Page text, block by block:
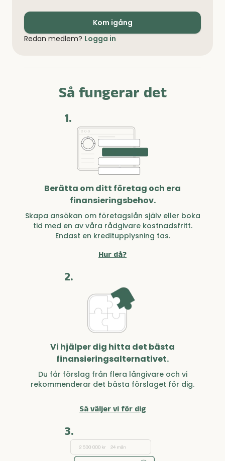
Kom igång
Redan medlem? Logga in
Så fungerar det
1.
Berätta om ditt företag och era
finansieringsbehov.
Skapa ansökan om företagslån själv eller boka
tid med en av våra rådgivare kostnadsfritt.
Endast en kreditupplysning tas.
Hur då?
2.
Vi hjälper dig hitta det bästa
finansieringsalternativet.
Du får förslag från flera långivare och vi
rekommenderar det bästa förslaget för dig.
Så väljer vi för dig
3.